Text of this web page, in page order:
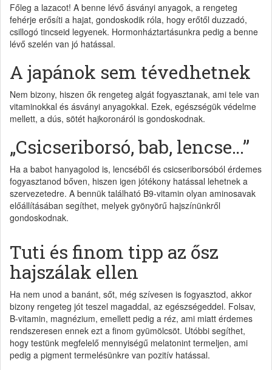
Főleg a lazacot! A benne lévő ásványi anyagok, a rengeteg
fehérje erősíti a hajat, gondoskodik róla, hogy erőtől duzzadó,
csillogó tincseid legyenek. Hormonháztartásunkra pedig a benne
lévő szelén van jó hatással.
A japánok sem tévedhetnek
Nem bizony, hiszen ők rengeteg algát fogyasztanak, ami tele van
vitaminokkal és ásványi anyagokkal. Ezek, egészségük védelme
mellett, a dús, sötét hajkoronáról is gondoskodnak.
„Csicseriborsó, bab, lencse…”
Ha a babot hanyagolod is, lencséből és csicseriborsóból érdemes
fogyasztanod bőven, hiszen igen jótékony hatással lehetnek a
szervezetedre. A bennük található B9-vitamin olyan aminosavak
előállításában segíthet, melyek gyönyörű hajszínünkről
gondoskodnak.
Tuti és finom tipp az ősz
hajszálak ellen
Ha nem unod a banánt, sőt, még szívesen is fogyasztod, akkor
bizony rengeteg jót teszel magaddal, az egészségeddel. Folsav,
B-vitamin, magnézium, emellett pedig a réz, ami miatt érdemes
rendszeresen ennek ezt a finom gyümölcsöt. Utóbbi segíthet,
hogy testünk megfelelő mennyiségű melatonint termeljen, ami
pedig a pigment termelésünkre van pozitív hatással.